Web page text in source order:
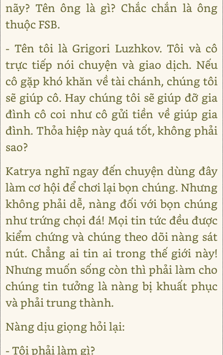
nãy? Tên ông là gì? Chắc chắn là ông
thuộc FSB.
- Tên tôi là Grigori Luzhkov. Tôi và cô
trực tiếp nói chuyện và giao dịch. Nếu
cô gặp khó khăn về tài chánh, chúng tôi
sẽ giúp cô. Hay chúng tôi sẽ giúp đỡ gia
đình cô coi như cô gửi tiền về giúp gia
đình. Thỏa hiệp này quá tốt, không phải
sao?
Katrya nghĩ ngay đến chuyện dùng đây
làm cơ hội để chơi lại bọn chúng. Nhưng
không phải dễ, nàng đối với bọn chúng
như trứng chọi đá! Mọi tin tức đều được
kiểm chứng và chúng theo dõi nàng sát
nút. Chẳng ai tin ai trong thế giới này!
Nhưng muốn sống còn thì phải làm cho
chúng tin tưởng là nàng bị khuất phục
và phải trung thành.
Nàng dịu giọng hỏi lại:
- Tôi phải làm gì?